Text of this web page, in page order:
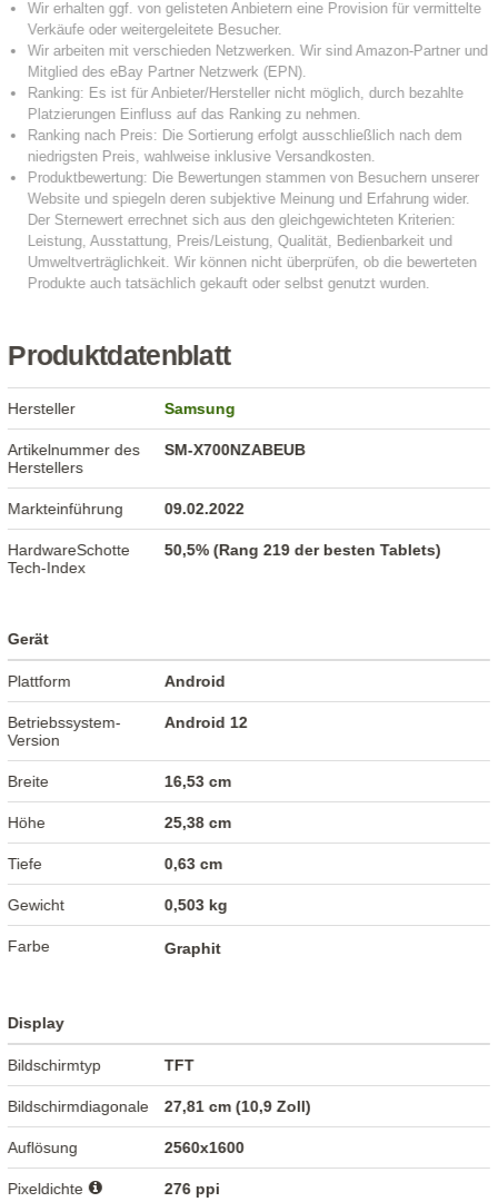
Produktdatenblatt
Hersteller Samsung
Artikelnummer des
Herstellers
SM-X700NZABEUB
Markteinführung 09.02.2022
HardwareSchotte
Tech-Index
50,5% (Rang 219 der besten Tablets)
Gerät
Plattform Android
Betriebssystem-
Version
Android 12
Breite 16,53 cm
Höhe 25,38 cm
Tiefe 0,63 cm
Gewicht 0,503 kg
Farbe Graphit
Display
Bildschirmtyp TFT
Bildschirmdiagonale 27,81 cm (10,9 Zoll)
Auflösung 2560x1600
Pixeldichte 276 ppi